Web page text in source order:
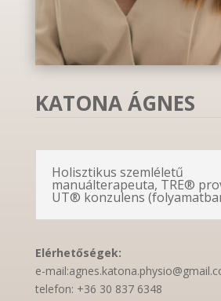
KATONA ÁGNES
Holisztikus szemléletű
manuálterapeuta, TRE®
UT® konzulens
Elérhetőségek:
e-
telefon: +36 30 837 6348